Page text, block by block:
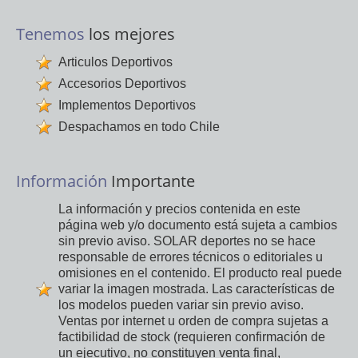
Tenemos los mejores
Articulos Deportivos
Accesorios Deportivos
Implementos Deportivos
Despachamos en todo Chile
Información Importante
La información y precios contenida en este
página web y/o documento está sujeta a cambios
sin previo aviso. SOLAR deportes no se hace
responsable de errores técnicos o editoriales u
omisiones en el contenido. El producto real puede
variar la imagen mostrada. Las características de
los modelos pueden variar sin previo aviso.
Ventas por internet u orden de compra sujetas a
factibilidad de stock (requieren confirmación de
un ejecutivo, no constituyen venta final,